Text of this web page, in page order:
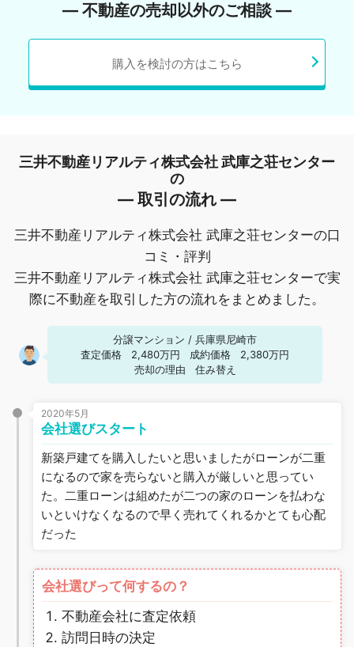
― 不動産の売却以外のご相談 ―
購入を検討の方はこちら
三井不動産リアルティ株式会社 武庫之荘センター
の
― 取引の流れ ―
三井不動産リアルティ株式会社 武庫之荘センターの口
コミ・評判
三井不動産リアルティ株式会社 武庫之荘センターで実
際に不動産を取引した方の流れをまとめました。
分譲マンション / 兵庫県尼崎市
査定価格
2,480万円 成約価格
2,380万円
売却の理由
住み替え
2020年5月
会社選びスタート
新築戸建てを購入したいと思いましたがローンが二重
になるので家を売らないと購入が厳しいと思ってい
た。二重ローンは組めたが二つの家のローンを払わな
いといけなくなるので早く売れてくれるかとても心配
だった
会社選びって何するの？
不動産会社に査定依頼
訪問日時の決定